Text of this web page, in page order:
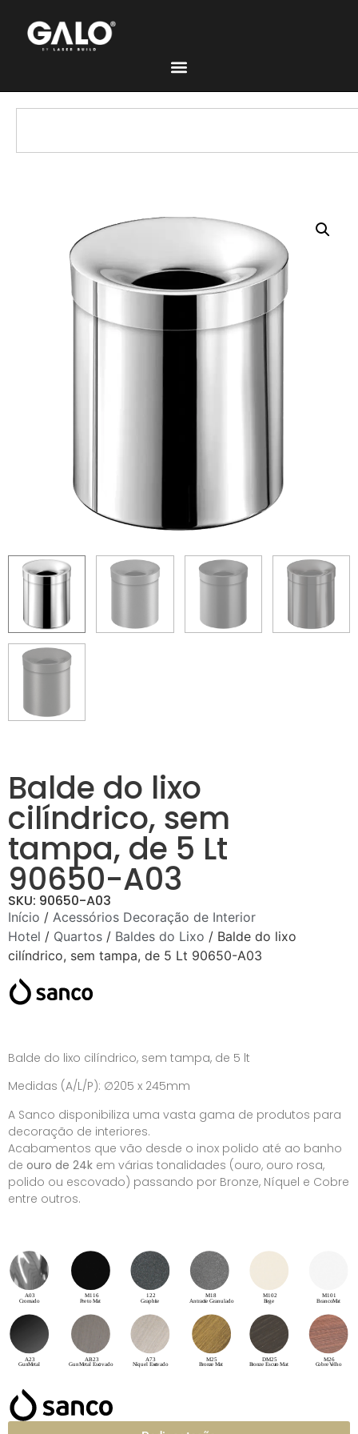
Balde do lixo
cilíndrico, sem
tampa, de 5 Lt
90650-A03
SKU: 90650-A03
Início / Acessórios Decoração de Interior
Hotel / Quartos / Baldes do Lixo / Balde do lixo
cilíndrico, sem tampa, de 5 Lt 90650-A03
Balde do lixo cilíndrico, sem tampa, de 5 lt
Medidas (A/L/P): ∅205 x 245mm
A Sanco disponibiliza uma vasta gama de produtos para
decoração de interiores.
Acabamentos que vão desde o inox polido até ao banho
de ouro de 24k em várias tonalidades (ouro, ouro rosa,
polido ou escovado) passando por Bronze, Níquel e Cobre
entre outros.